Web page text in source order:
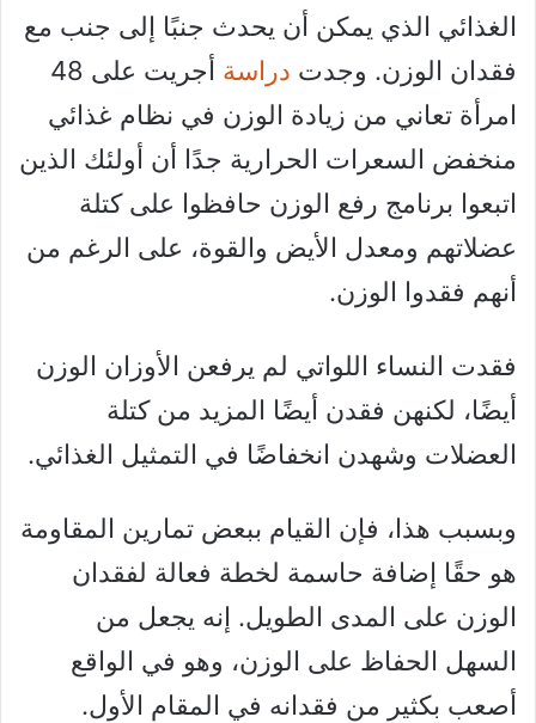
الغذائي الذي يمكن أن يحدث جنبًا إلى جنب مع
فقدان الوزن. وجدت دراسة
أجريت على 48
امرأة تعاني من زيادة الوزن في نظام غذائي
منخفض السعرات الحرارية جدًا أن أولئك الذين
اتبعوا برنامج رفع الوزن حافظوا على كتلة
عضلاتهم ومعدل الأيض والقوة، على الرغم من
أنهم فقدوا الوزن.
فقدت النساء اللواتي لم يرفعن الأوزان الوزن
أيضًا، لكنهن فقدن أيضًا المزيد من كتلة
العضلات وشهدن انخفاضًا في التمثيل الغذائي.
وبسبب هذا، فإن القيام ببعض تمارين المقاومة
هو حقًا إضافة حاسمة لخطة فعالة لفقدان
الوزن على المدى الطويل. إنه يجعل من
السهل الحفاظ على الوزن، وهو في الواقع
أصعب بكثير من فقدانه في المقام الأول.